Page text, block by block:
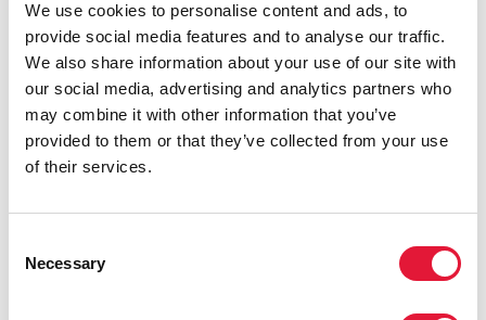
We use cookies to personalise content and ads, to
provide social media features and to analyse our traffic.
We also share information about your use of our site with
our social media, advertising and analytics partners who
may combine it with other information that you’ve
provided to them or that they’ve collected from your use
of their services.
Selection
Necessary
casos en 2020.
En el África subsahariana, 4 200 adolescentes y
mujeres jóvenes de entre 15 y 24 años se infectan
cada semana. En 2020, el 39 % de las nuevas
infecciones en el África subsahariana corresponden a
los grupos de población clave (trabajadores sexuales y
tienen relaciones sexuales con hombres, personas que
Sin embargo, algunos países, en especial aquellos